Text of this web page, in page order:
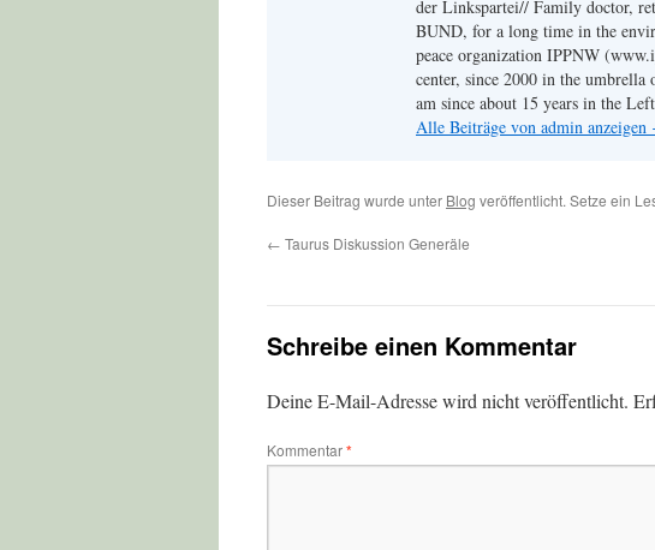
der Linkspartei// Family doctor,
BUND, for a long time in the
peace organization IPPNW
center, since 2000 in the umbrella
am since about 15 years in the
Alle Beiträge von admin anzeigen
Dieser Beitrag wurde unter Blog veröffentlicht. Setze ein
← Taurus Diskussion Generäle
Schreibe einen Kommentar
Deine E-Mail-Adresse wird nicht veröffentlicht.
Kommentar*